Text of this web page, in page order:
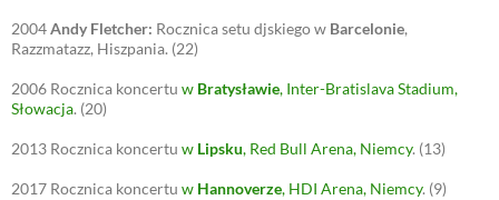
2004Andy Fletcher: Rocznica setu djskiego w Barcelonie,
Razzmatazz, Hiszpania. (22)
2006 Rocznica koncertu w Bratysławie, Inter-Bratislava Stadium,
Słowacja. (20)
2013 Rocznica koncertu w Lipsku, Red Bull Arena, Niemcy. (13)
2017 Rocznica koncertu w Hannoverze, HDI Arena, Niemcy. (9)